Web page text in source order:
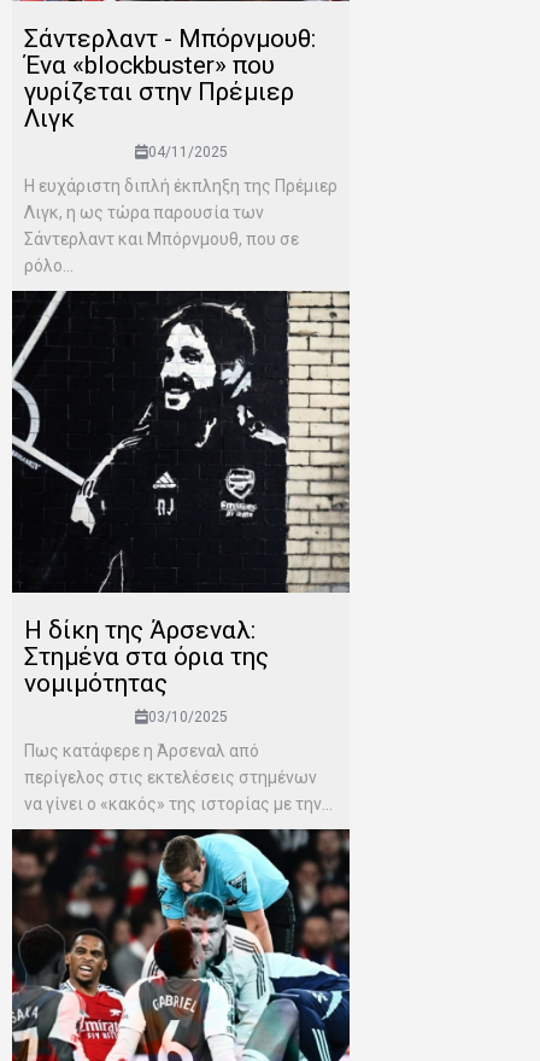
Σάντερλαντ - Μπόρνμουθ:
Ένα «blockbuster» που
γυρίζεται στην Πρέμιερ
Λιγκ
04/11/2025
Η ευχάριστη διπλή έκπληξη της Πρέμιερ
Λιγκ, η ως τώρα παρουσία των
Σάντερλαντ και Μπόρνμουθ, που σε
ρόλο...
Η δίκη της Άρσεναλ:
Στημένα στα όρια της
νομιμότητας
03/10/2025
Πως κατάφερε η Άρσεναλ από
περίγελος στις εκτελέσεις στημένων
να γίνει ο «κακός» της ιστορίας με την...